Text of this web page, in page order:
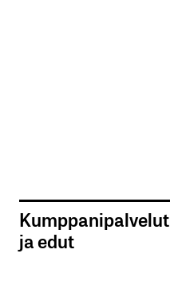
Kumppanipalvelut
ja edut